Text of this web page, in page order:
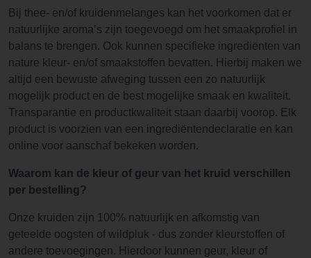
Bij thee- en/of kruidenmelanges kan het voorkomen dat er
natuurlijke aroma’s zijn toegevoegd om het smaakprofiel in
balans te brengen. Ook kunnen specifieke ingrediënten van
nature kleur- en/of smaakstoffen bevatten. Hierbij maken we
altijd een bewuste afweging tussen een zo natuurlijk
mogelijk product en de best mogelijke smaak en kwaliteit.
Transparantie en productkwaliteit staan daarbij voorop. Elk
product is voorzien van een ingrediëntendeclaratie en kan
online voor aanschaf bekeken worden.
Waarom kan de kleur of geur van het kruid verschillen
per bestelling?
Onze kruiden zijn 100% natuurlijk en afkomstig van
geteelde oogsten of wildpluk - dus zonder kleurstoffen of
andere toevoegingen. Hierdoor kunnen geur, kleur of